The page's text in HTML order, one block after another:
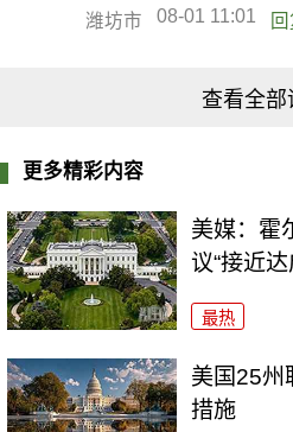
潍坊市 08-01 11:01
查看全部
更多精彩内容
美媒：霍
议“接近达
最热
美国25州
措施